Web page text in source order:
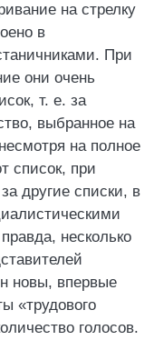
на стрелку
в
При
они очень
т. е. за
выбранное на
на полное
список, при
другие списки, в
несколько
новы, впервые
«трудового
голосов.